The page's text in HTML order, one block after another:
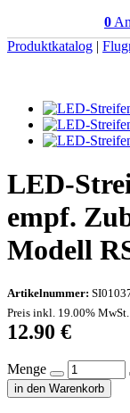
0
Produktkatalog |
LED-
empf.
Modell
Artikelnummer:
Preis inkl. 19.00% MwSt.
12.90 €
Menge
in den Warenkorb